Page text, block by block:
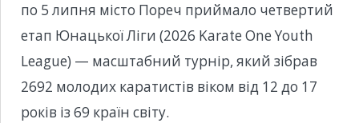
по 5 липня місто Пореч приймало четвертий
етап Юнацької Ліги (2026 Karate One Youth
League) — масштабний турнір, який зібрав
2692 молодих каратистів віком від 12 до 17
років із 69 країн світу.